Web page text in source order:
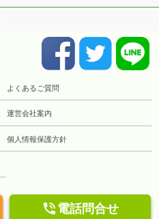
よくあるご質問
運営会社案内
個人情報保護方針
 電話問合せ